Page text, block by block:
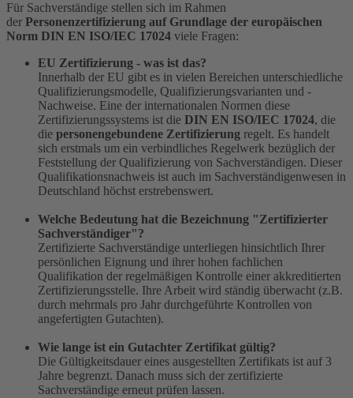
Für Sachverständige stellen sich im Rahmen
der Personenzertifizierung auf Grundlage der europäischen
Norm DIN EN ISO/IEC 17024 viele Fragen:
EU Zertifizierung - was ist das?
Innerhalb der EU gibt es in vielen Bereichen unterschiedliche
Qualifizierungsmodelle, Qualifizierungsvarianten und -
Nachweise. Eine der internationalen Normen diese
Zertifizierungssystems ist die DIN EN ISO/IEC 17024, die
die personengebundene Zertifizierung regelt. Es handelt
sich erstmals um ein verbindliches Regelwerk bezüglich der
Feststellung der Qualifizierung von Sachverständigen. Dieser
Qualifikationsnachweis ist auch im Sachverständigenwesen in
Deutschland höchst erstrebenswert.
Welche Bedeutung hat die Bezeichnung "Zertifizierter
Sachverständiger"?
Zertifizierte Sachverständige unterliegen hinsichtlich Ihrer
persönlichen Eignung und ihrer hohen fachlichen
Qualifikation der regelmäßigen Kontrolle einer akkreditierten
Zertifizierungsstelle. Ihre Arbeit wird ständig überwacht (z.B.
durch mehrmals pro Jahr durchgeführte Kontrollen von
angefertigten Gutachten).
Wie lange ist ein Gutachter Zertifikat gültig?
Die Gültigkeitsdauer eines ausgestellten Zertifikats ist auf 3
Jahre begrenzt. Danach muss sich der zertifizierte
Sachverständige erneut prüfen lassen.